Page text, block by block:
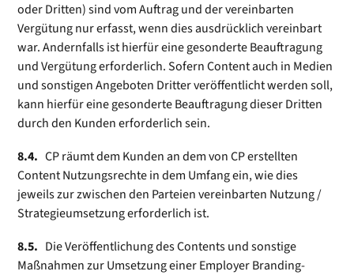
oder Dritten) sind vom Auftrag und der vereinbarten
Vergütung nur erfasst, wenn dies ausdrücklich vereinbart
war. Andernfalls ist hierfür eine gesonderte Beauftragung
und Vergütung erfor­der­­lich. Sofern Content auch in Medien
und sonstigen Angeboten Dritter veröffentlicht werden soll,
kann hierfür eine gesonderte Beauftragung dieser Dritten
durch den Kunden erforderlich sein.
8.4. CP räumt dem Kunden an dem von CP erstellten
Content Nutzungsrechte in dem Umfang ein, wie dies
jeweils zur zwischen den Parteien vereinbarten Nutzung /
Strategieumsetzung erforderlich ist.
8.5. Die Veröffentlichung des Contents und sonstige
Maßnahmen zur Umsetzung einer Employer Branding-